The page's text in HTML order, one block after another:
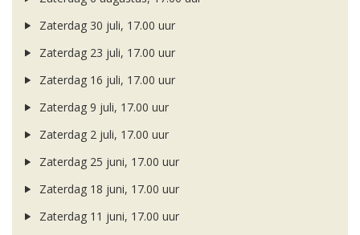
Zaterdag 30 juli, 17.00 uur
Zaterdag 23 juli, 17.00 uur
Zaterdag 16 juli, 17.00 uur
Zaterdag 9 juli, 17.00 uur
Zaterdag 2 juli, 17.00 uur
Zaterdag 25 juni, 17.00 uur
Zaterdag 18 juni, 17.00 uur
Zaterdag 11 juni, 17.00 uur